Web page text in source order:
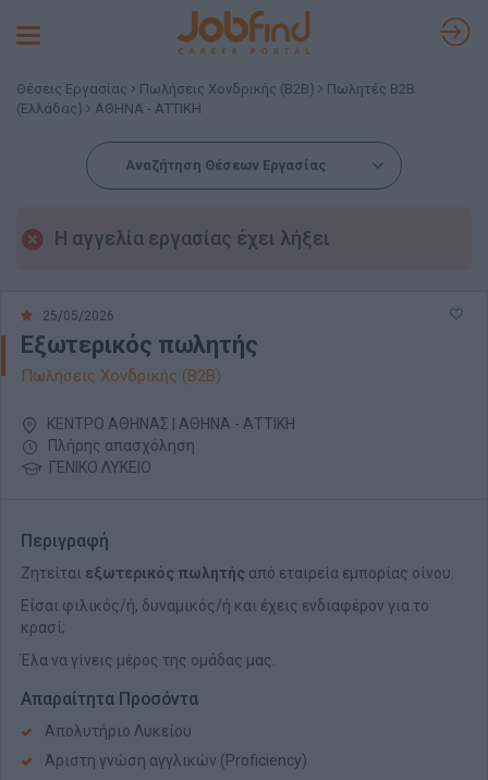
Toggle
Θέσεις Εργασίας Πωλήσεις Χονδρικής (B2B)
Πωλητές B2B
(Ελλάδας)
ΑΘΗΝΑ - ΑΤΤΙΚΗ
Αναζήτηση Θέσεων Εργασίας
Η αγγελία εργασίας έχει λήξει
25/05/2026
Εξωτερικός πωλητής
Πωλήσεις Χονδρικής (B2B)
ΚΕΝΤΡΟ ΑΘΗΝΑΣ | ΑΘΗΝΑ - ΑΤΤΙΚΗ
Πλήρης απασχόληση
ΓΕΝΙΚΟ ΛΥΚΕΙΟ
Περιγραφή
Ζητείται εξωτερικός πωλητής από εταιρεία εμπορίας οίνου.
Είσαι φιλικός/ή, δυναμικός/ή και έχεις ενδιαφέρον για το
κρασί;
Έλα να γίνεις μέρος της ομάδας μας.
Απαραίτητα Προσόντα
Απολυτήριο Λυκείου
Άριστη γνώση αγγλικών (Proficiency)